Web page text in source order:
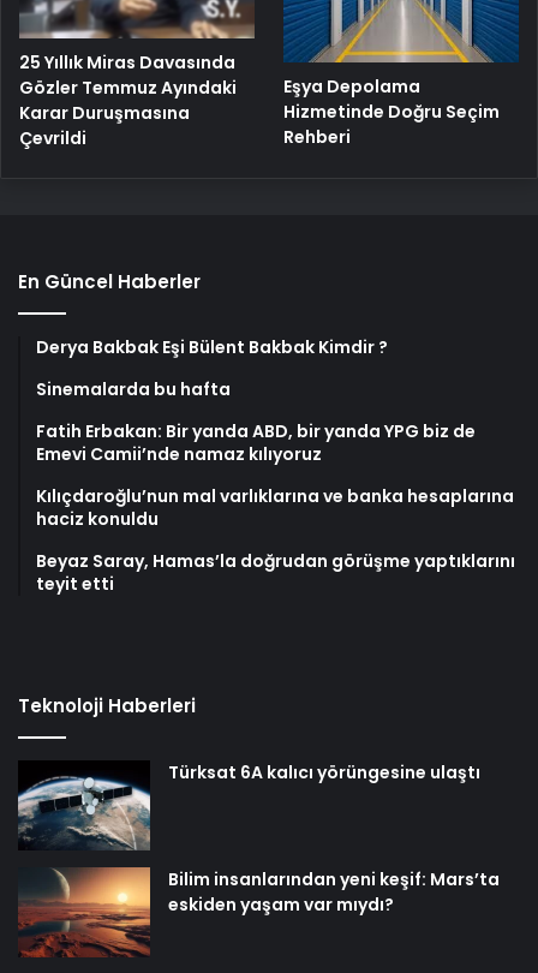
25 Yıllık Miras Davasında
Gözler Temmuz Ayındaki
Karar Duruşmasına
Çevrildi
Eşya Depolama
Hizmetinde Doğru Seçim
Rehberi
En Güncel Haberler
Derya Bakbak Eşi Bülent Bakbak Kimdir ?
Sinemalarda bu hafta
Fatih Erbakan: Bir yanda ABD, bir yanda YPG biz de
Emevi Camii’nde namaz kılıyoruz
Kılıçdaroğlu’nun mal varlıklarına ve banka hesaplarına
haciz konuldu
Beyaz Saray, Hamas’la doğrudan görüşme yaptıklarını
teyit etti
Teknoloji Haberleri
Türksat 6A kalıcı yörüngesine ulaştı
Bilim insanlarından yeni keşif: Mars’ta
eskiden yaşam var mıydı?